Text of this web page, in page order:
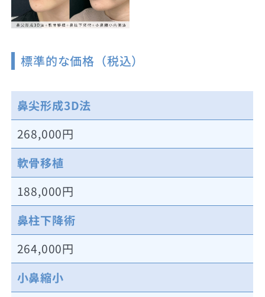
標準的な価格（税込）
鼻尖形成3D法
268,000円
軟骨移植
188,000円
鼻柱下降術
264,000円
小鼻縮小